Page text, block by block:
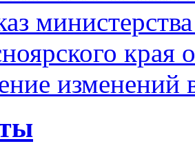
изменений